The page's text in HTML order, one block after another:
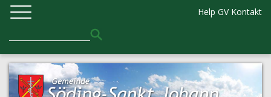
Help GV Kontakt